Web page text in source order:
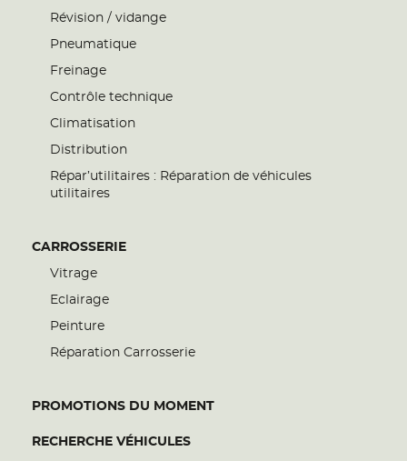
Révision / vidange
Pneumatique
Freinage
Contrôle technique
Climatisation
Distribution
Répar’utilitaires : Réparation de véhicules
utilitaires
CARROSSERIE
Vitrage
Eclairage
Peinture
Réparation Carrosserie
PROMOTIONS DU MOMENT
RECHERCHE VÉHICULES